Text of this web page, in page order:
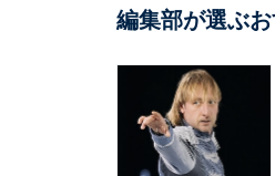
編集部が選ぶ